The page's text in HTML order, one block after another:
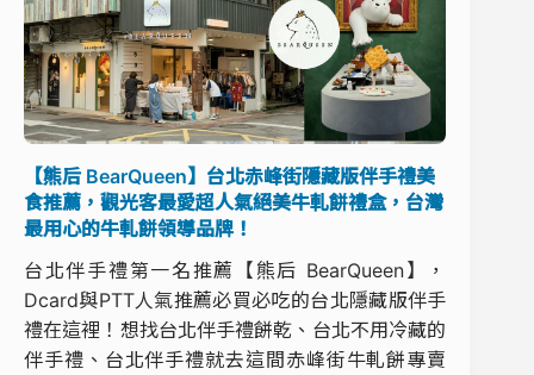
【熊后 BearQueen】台北赤峰街隱藏版伴手禮美
食推薦，觀光客最愛超人氣絕美牛軋餅禮盒，台灣
最用心的牛軋餅領導品牌！
台北伴手禮第一名推薦【熊后 BearQueen】，
Dcard與PTT人氣推薦必買必吃的台北隱藏版伴手
禮在這裡！想找台北伴手禮餅乾、台北不用冷藏的
伴手禮、台北伴手禮就去這間赤峰街牛軋餅專賣